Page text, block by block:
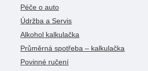
Péče o auto
Údržba a Servis
Alkohol kalkulačka
Průměrná spotřeba – kalkulačka
Povinné ručení